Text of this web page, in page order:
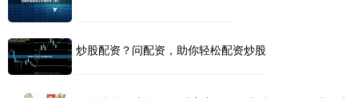
炒股配资？问配资，助你轻松配资炒股